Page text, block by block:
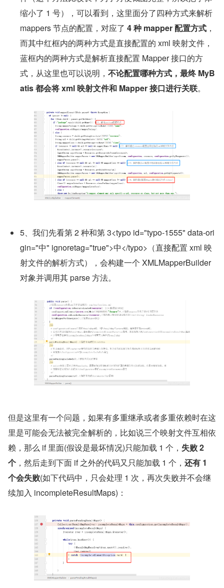
缩小了 1 号），可以看到，这里面分了四种方式来解析
mappers 节点的配置，对应了 4 种 mapper 配置方式 ，
而其中红框内的两种方式是直接配置的 xml 映射文件，
蓝框内的两种方式是解析直接配置 Mapper 接口的方
式，从这里也可以说明， 不论配置哪种方式，最终 MyB
atis 都会将 xml 映射文件和 Mapper 接口进行关联。
5、我们先看第 2 种和第 3<typo id="typo-1555" data-ori
gin="中" ignoretag="true">中</typo>（直接配置 xml 映
射文件的解析方式），会构建一个 XMLMapperBuilder
对象并调用其 parse 方法。
但是这里有一个问题，如果有多重继承或者多重依赖时在这
里是可能会无法被完全解析的，比如说三个映射文件互相依
赖，那么 if 里面(假设是最坏情况)只能加载 1 个， 失败 2
个 ，然后走到下面 if 之外的代码又只能加载 1 个， 还有 1
个会失败(如下代码中，只会处理 1 次，再次失败并不会继
续加入 incompleteResultMaps)：